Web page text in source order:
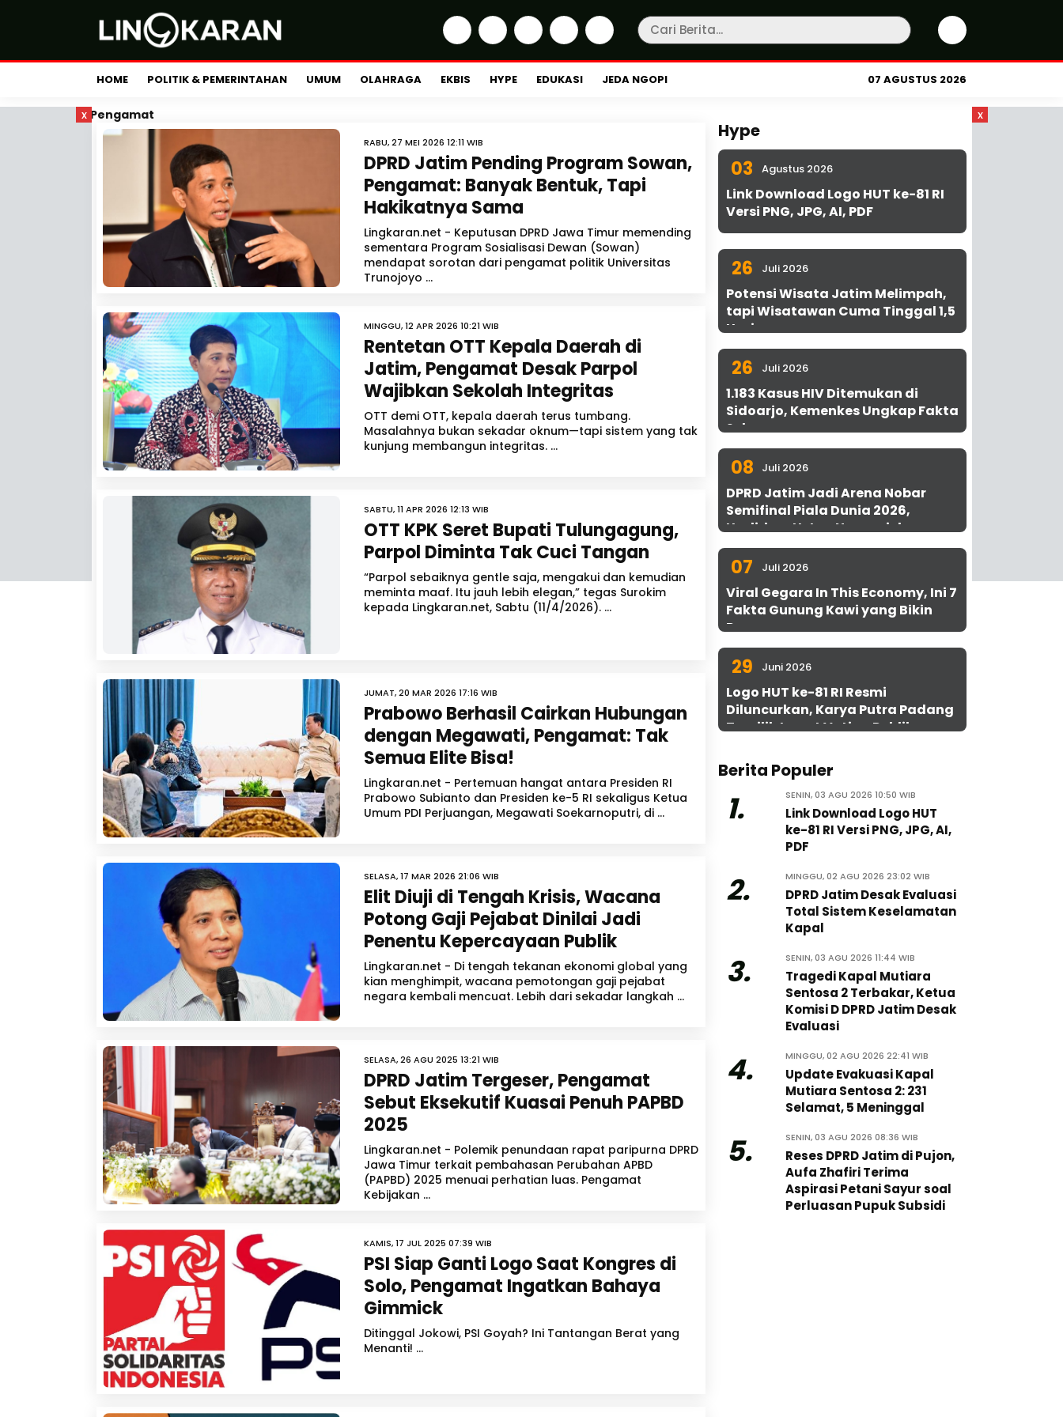
HOME POLITIK & PEMERINTAHAN UMUM OLAHRAGA EKBIS HYPE EDUKASI JEDA NGOPI 07 AGUSTUS 2026
x x
Pengamat
RABU, 27 MEI 2026 12:11 WIB
DPRD Jatim Pending Program Sowan,
Pengamat: Banyak Bentuk, Tapi
Hakikatnya Sama
Lingkaran.net - Keputusan DPRD Jawa Timur memending
sementara Program Sosialisasi Dewan (Sowan)
mendapat sorotan dari pengamat politik Universitas
Trunojoyo ...
MINGGU, 12 APR 2026 10:21 WIB
Rentetan OTT Kepala Daerah di
Jatim, Pengamat Desak Parpol
Wajibkan Sekolah Integritas
OTT demi OTT, kepala daerah terus tumbang.
Masalahnya bukan sekadar oknum—tapi sistem yang tak
kunjung membangun integritas. ...
SABTU, 11 APR 2026 12:13 WIB
OTT KPK Seret Bupati Tulungagung,
Parpol Diminta Tak Cuci Tangan
“Parpol sebaiknya gentle saja, mengakui dan kemudian
meminta maaf. Itu jauh lebih elegan,” tegas Surokim
kepada Lingkaran.net, Sabtu (11/4/2026). ...
JUMAT, 20 MAR 2026 17:16 WIB
Prabowo Berhasil Cairkan Hubungan
dengan Megawati, Pengamat: Tak
Semua Elite Bisa!
Lingkaran.net - Pertemuan hangat antara Presiden RI
Prabowo Subianto dan Presiden ke-5 RI sekaligus Ketua
Umum PDI Perjuangan, Megawati Soekarnoputri, di ...
SELASA, 17 MAR 2026 21:06 WIB
Elit Diuji di Tengah Krisis, Wacana
Potong Gaji Pejabat Dinilai Jadi
Penentu Kepercayaan Publik
Lingkaran.net - Di tengah tekanan ekonomi global yang
kian menghimpit, wacana pemotongan gaji pejabat
negara kembali mencuat. Lebih dari sekadar langkah ...
SELASA, 26 AGU 2025 13:21 WIB
DPRD Jatim Tergeser, Pengamat
Sebut Eksekutif Kuasai Penuh PAPBD
2025
Lingkaran.net - Polemik penundaan rapat paripurna DPRD
Jawa Timur terkait pembahasan Perubahan APBD
(PAPBD) 2025 menuai perhatian luas. Pengamat
Kebijakan ...
KAMIS, 17 JUL 2025 07:39 WIB
PSI Siap Ganti Logo Saat Kongres di
Solo, Pengamat Ingatkan Bahaya
Gimmick
Ditinggal Jokowi, PSI Goyah? Ini Tantangan Berat yang
Menanti! ...
Hype
03 Agustus 2026
Link Download Logo HUT ke-81 RI
Versi PNG, JPG, AI, PDF
26 Juli 2026
Potensi Wisata Jatim Melimpah,
tapi Wisatawan Cuma Tinggal 1,5
Hari
26 Juli 2026
1.183 Kasus HIV Ditemukan di
Sidoarjo, Kemenkes Ungkap Fakta
Sebenarnya
08 Juli 2026
DPRD Jatim Jadi Arena Nobar
Semifinal Piala Dunia 2026,
Hadirkan Uston Nawawi dan
UMKM Gratis untuk 1.000 Warga
07 Juli 2026
Viral Gegara In This Economy, Ini 7
Fakta Gunung Kawi yang Bikin
Penasaran
29 Juni 2026
Logo HUT ke-81 RI Resmi
Diluncurkan, Karya Putra Padang
Terpilih Lewat Voting Publik
Berita Populer
1. SENIN, 03 AGU 2026 10:50 WIB
Link Download Logo HUT
ke-81 RI Versi PNG, JPG, AI,
PDF
2. MINGGU, 02 AGU 2026 23:02 WIB
DPRD Jatim Desak Evaluasi
Total Sistem Keselamatan
Kapal
3. SENIN, 03 AGU 2026 11:44 WIB
Tragedi Kapal Mutiara
Sentosa 2 Terbakar, Ketua
Komisi D DPRD Jatim Desak
Evaluasi
4. MINGGU, 02 AGU 2026 22:41 WIB
Update Evakuasi Kapal
Mutiara Sentosa 2: 231
Selamat, 5 Meninggal
5. SENIN, 03 AGU 2026 08:36 WIB
Reses DPRD Jatim di Pujon,
Aufa Zhafiri Terima
Aspirasi Petani Sayur soal
Perluasan Pupuk Subsidi